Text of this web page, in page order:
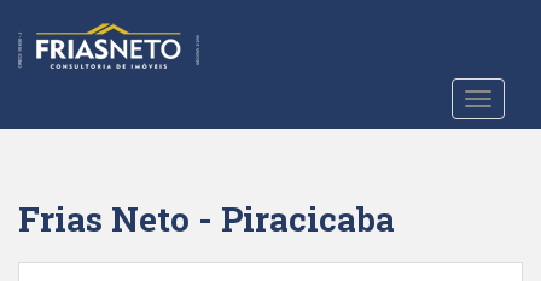
t
Frias Neto - Piracicaba